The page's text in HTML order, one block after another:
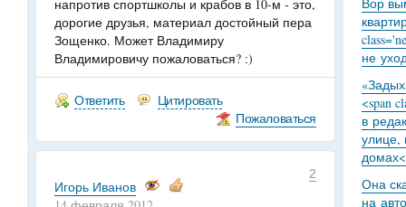
напротив спортшколы и крабов в 10-м - это,
дорогие друзья, материал достойный пера
Зощенко. Может Владимиру
Владимировичу пожаловаться? :)
Ответить
Цитировать
Пожаловаться
2
Игорь Иванов
не
<span
в
улице,
Она
на